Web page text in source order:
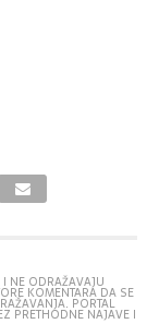
NE ODRAŽAVAJU
KOMENTARA DA SE
PORTAL
PRETHODNE NAJAVE I